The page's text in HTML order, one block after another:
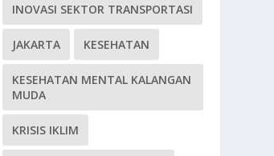
INOVASI SEKTOR TRANSPORTASI
JAKARTA KESEHATAN
KESEHATAN MENTAL KALANGAN
MUDA
KRISIS IKLIM